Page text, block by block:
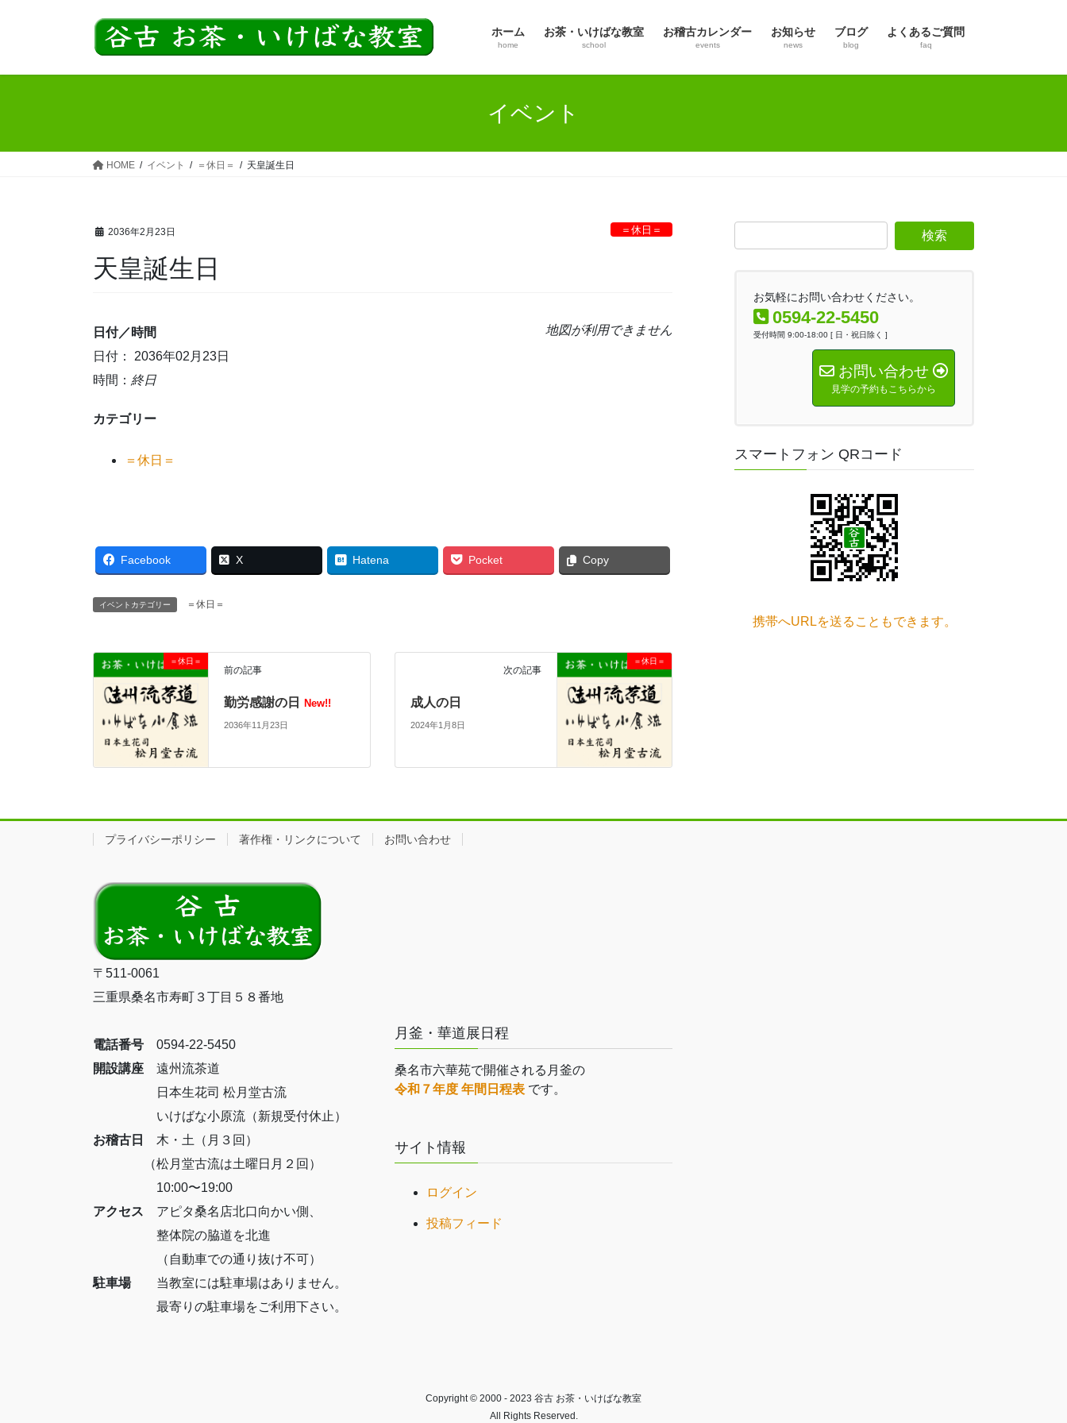
ホーム
home
お茶・いけばな教室
school
お稽古カレンダー
events
お知らせ
news
ブログ
blog
よくあるご質問
faq
イベント
HOME イベント ＝休日＝ 天皇誕生日
2036年2月23日 ＝休日＝
天皇誕生日
地図が利用できません
日付／時間
日付： 2036年02月23日
時間： 終日
カテゴリー
＝休日＝
Facebook X Hatena Pocket Copy
イベントカテゴリー ＝休日＝
＝休日＝
前の記事
勤労感謝の日 New!!
2036年11月23日
＝休日＝
次の記事
成人の日
2024年1月8日
お気軽にお問い合わせください。
0594-22-5450
受付時間 9:00-18:00 [ 日・祝日除く ]
お問い合わせ
見学の予約もこちらから
スマートフォン QRコード
携帯へURLを送ることもできます。
プライバシーポリシー 著作権・リンクについて お問い合わせ
〒511-0061
三重県桑名市寿町３丁目５８番地
電話番号 0594-22-5450
開設講座 遠州流茶道
日本生花司 松月堂古流
いけばな小原流（新規受付休止）
お稽古日
木・土（月３回）
（松月堂古流は土曜日月２回）
10:00〜19:00
アクセス アピタ桑名店北口向かい側、
整体院の脇道を北進
（自動車での通り抜け不可）
駐車場
当教室には駐車場はありません。
最寄りの駐車場をご利用下さい。
月釜・華道展日程
桑名市六華苑で開催される月釜の
令和７年度 年間日程表 です。
サイト情報
ログイン
投稿フィード
Copyright © 2000 - 2023 谷古 お茶・いけばな教室
All Rights Reserved.